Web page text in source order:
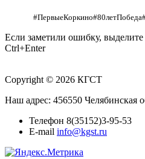
Если заметили ошибку,
Ctrl+Enter
Copyright © 2026 КГСТ
Наш адрес: 456550 Челябинская
Телефон 8(35152)3-95-53
E-mail info@kgst.ru